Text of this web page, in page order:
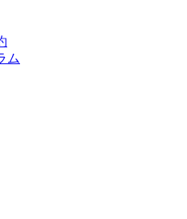
ム